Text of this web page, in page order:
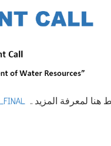
هنا لمعرفة المزيد ..